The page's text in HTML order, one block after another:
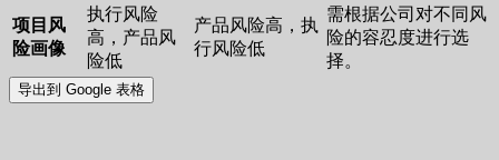
项目风
险画像
执行风险
高，产品风
险低
产品风险高，执
行风险低
需根据公司对不同风
险的容忍度进行选
择。
导出到 Google 表格